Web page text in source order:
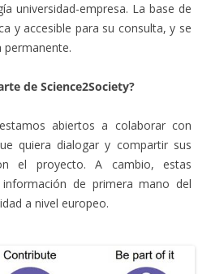
universidad-empresa. La base de
y accesible para su consulta, y se
de Science2Society?
abiertos a colaborar con
quiera dialogar y compartir sus
el proyecto. A cambio, estas
información de primera mano del
a nivel europeo.